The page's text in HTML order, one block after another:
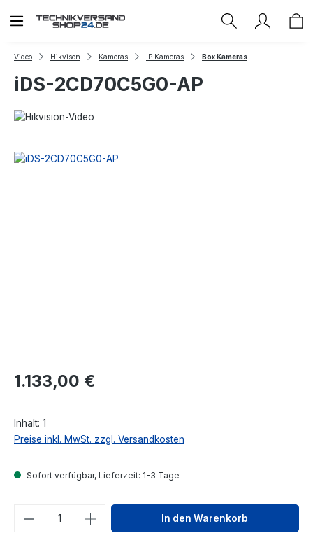
Zum Hauptinhalt springen
Video Hikvison Kameras IP Kameras Box Kameras
iDS-2CD70C5G0-AP
Regulärer Preis:
1.133,00 €
Inhalt: 1
Preise inkl. MwSt. zzgl. Versandkosten
Sofort verfügbar, Lieferzeit: 1-3 Tage
Produkt Anzahl: Gib denIn den Warenkorb